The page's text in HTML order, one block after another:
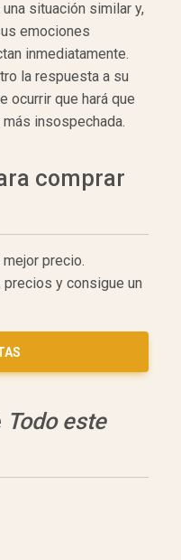
situación similar y,
emociones
inmediatamente.
la respuesta a su
ocurrir que hará que
insospechada.
comprar
precio.
precios y consigue un
Todo este